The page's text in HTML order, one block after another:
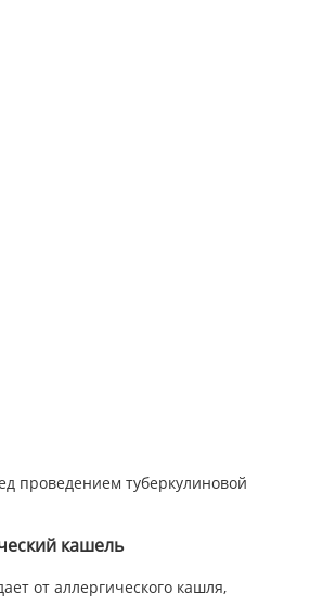
проведением туберкулиновой
кашель
от аллергического кашля,